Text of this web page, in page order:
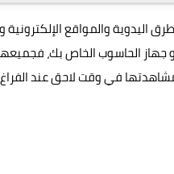
اليدوية والمواقع الإلكترونية
الحاسوب الخاص بك،
في وقت لاحق عند